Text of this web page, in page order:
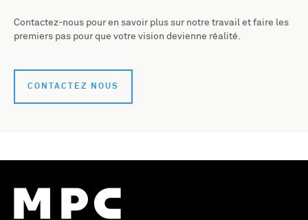
Contactez-nous pour en savoir plus sur notre travail et faire les
premiers pas pour que votre vision devienne réalité.
CONTACTEZ NOUS